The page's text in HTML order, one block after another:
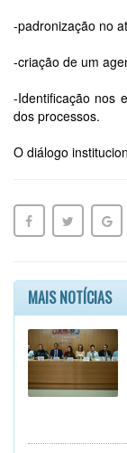
-padronização no
-criação de um
-Identificação nos
dos processos.
O diálogo
MAIS NOTÍCIAS